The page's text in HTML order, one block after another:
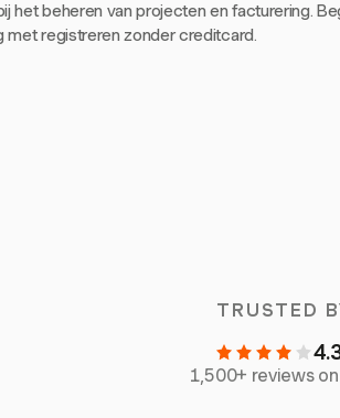
het beheren van projecten en facturering.
met registreren zonder creditcard.
TRUSTED
1,500+ reviews on